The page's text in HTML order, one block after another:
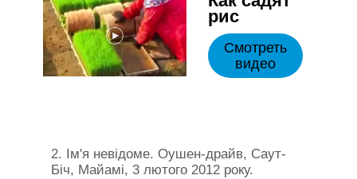
рис
Смотреть
видео
2. Ім'я невідоме. Оушен-драйв, Саут-
Біч, Майамі, 3 лютого 2012 року.